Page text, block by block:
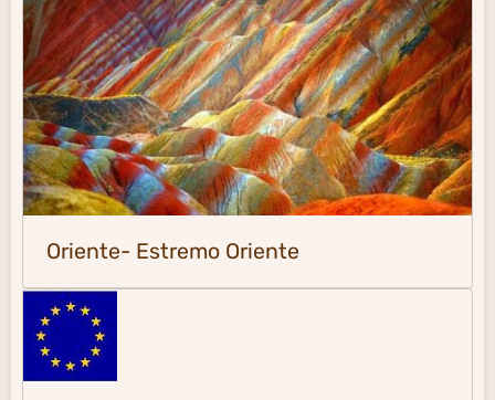
Oriente- Estremo Oriente